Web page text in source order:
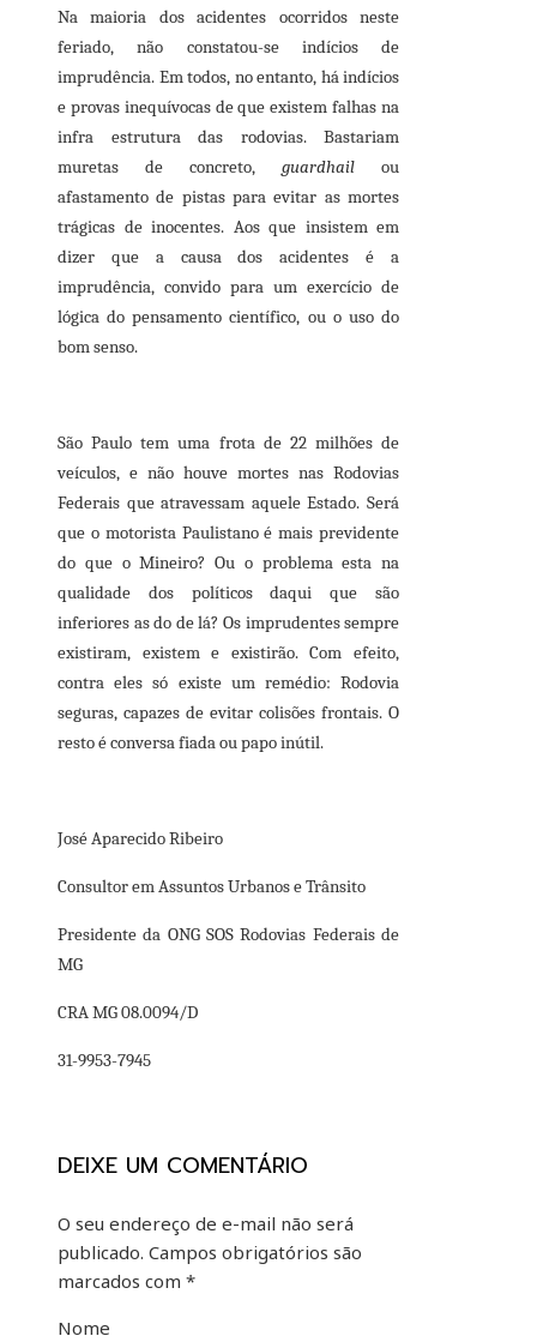
Na maioria dos acidentes ocorridos neste
feriado, não constatou-se indícios de
imprudência. Em todos, no entanto, há indícios
e provas inequívocas de que existem falhas na
infra estrutura das rodovias. Bastariam
muretas de concreto,guardhail ou
afastamento de pistas para evitar as mortes
trágicas de inocentes. Aos que insistem em
dizer que a causa dos acidentes é a
imprudência, convido para um exercício de
lógica do pensamento científico, ou o uso do
bom senso.
São Paulo tem uma frota de 22 milhões de
veículos, e não houve mortes nas Rodovias
Federais que atravessam aquele Estado. Será
que o motorista Paulistano é mais previdente
do que o Mineiro? Ou o problema esta na
qualidade dos políticos daqui que são
inferiores as do de lá? Os imprudentes sempre
existiram, existem e existirão. Com efeito,
contra eles só existe um remédio: Rodovia
seguras, capazes de evitar colisões frontais. O
resto é conversa fiada ou papo inútil.
José Aparecido Ribeiro
Consultor em Assuntos Urbanos e Trânsito
Presidente da ONG SOS Rodovias Federais de
MG
CRA MG 08.0094/D
31-9953-7945
DEIXE UM COMENTÁRIO
O seu endereço de e-mail não será
publicado. Campos obrigatórios são
marcados com *
Nome